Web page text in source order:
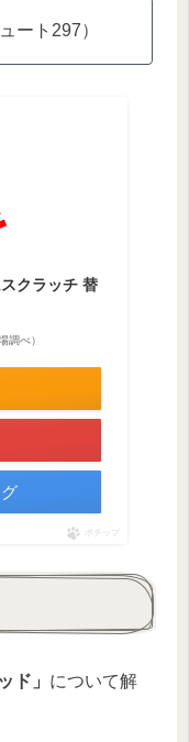
ート297）
クラッチ 替
調べ）
ポチップ
ド」 について解